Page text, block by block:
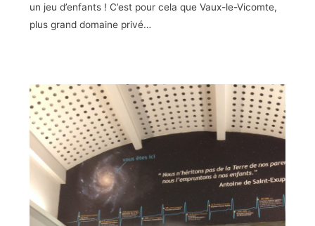
un jeu d’enfants ! C’est pour cela que Vaux-le-Vicomte,
plus grand domaine privé…